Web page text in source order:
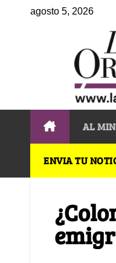
agosto 5, 2026
AL
ENVIA TU